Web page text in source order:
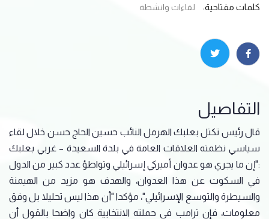
كلمات مفتاحية: لقاءات وانشطة
التفاصيل
قال رئيس تكتل بعلبك الهرمل النائب حسين الحاج حسن خلال لقاء
سياسي نظمته العلاقات العامة في بلدة السعيدة – غربي بعلبك
:"إن ما يجري هو عدوان أميركي إسرائيلي وتواطؤ عدد كبير من الدول
في السكوت عن هذا العدوان، والهدف هو مزيد من الهيمنة
والسيطرة والتوسع الإسرائيلي"، مؤكدا "أن هذا ليس تحليلا بل وفق
معلومات، فإن ترامب في حملته الانتخابية كان واضحا بالقول أن